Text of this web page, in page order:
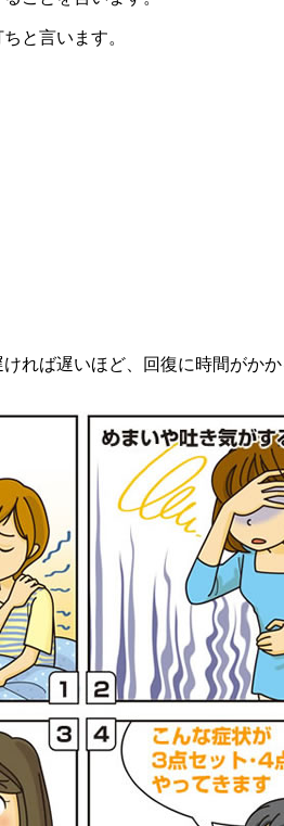
と言います。
ば遅いほど、回復に時間がか